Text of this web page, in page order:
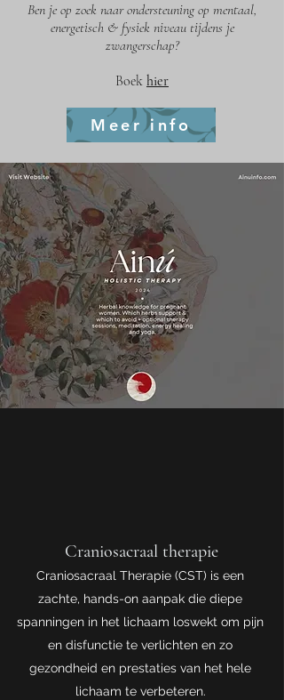
Ben je op zoek naar ondersteuning op mentaal,
energetisch & fysiek niveau tijdens je
zwangerschap?
Boek hier
Meer info
Craniosacraal therapie
Craniosacraal Therapie (CST) is een
zachte, hands-on aanpak die diepe
spanningen in het lichaam loswekt om pijn
en disfunctie te verlichten en zo
gezondheid en prestaties van het hele
lichaam te verbeteren.